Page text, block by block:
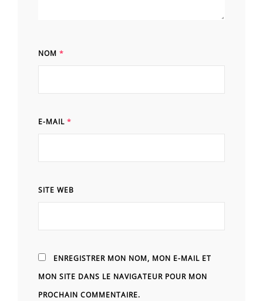
NOM *
E-MAIL *
SITE WEB
ENREGISTRER MON NOM, MON E-MAIL ET
MON SITE DANS LE NAVIGATEUR POUR MON
PROCHAIN COMMENTAIRE.